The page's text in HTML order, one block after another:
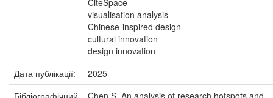
CiteSpace
visualisation analysis
Chinese-inspired design
cultural innovation
design innovation
Дата публікації:
2025
Бібліографічний
Chen S. An analysis of research hotspots and